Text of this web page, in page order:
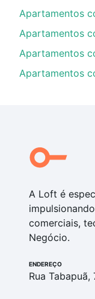
Apartamentos
Apartamentos
Apartamentos
Apartamentos
A Loft é
comerciais,
Negócio.
ENDEREÇO
Rua